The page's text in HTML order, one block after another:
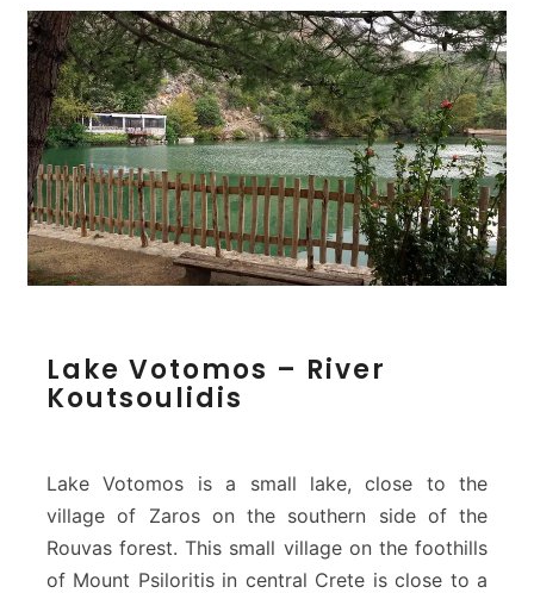
a
o
o
m
o
Lake Votomos – River
Koutsoulidis
Lake Votomos is a small lake, close to the
village of Zaros on the southern side of the
Rouvas forest. This small village on the foothills
of Mount Psiloritis in central Crete is close to a